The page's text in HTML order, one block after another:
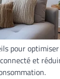
pour
et